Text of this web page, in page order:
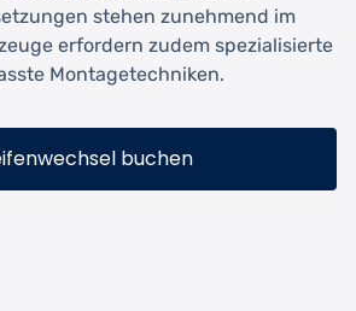
stehen zunehmend im
erfordern zudem spezialisierte
Montagetechniken.
buchen